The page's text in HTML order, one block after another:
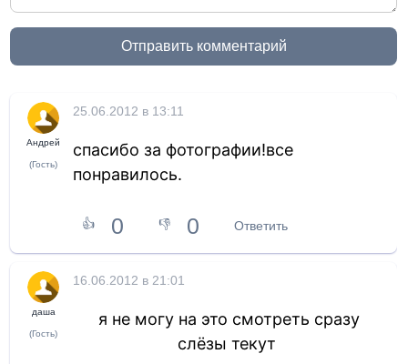
Отправить комментарий
Андрей
(Гость)
25.06.2012 в 13:11
спасибо за фотографии!все
понравилось.
👍 0 👎 0 Ответить
даша
(Гость)
16.06.2012 в 21:01
я не могу на это смотреть сразу
слёзы текут